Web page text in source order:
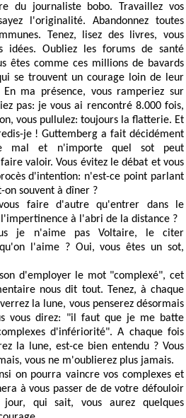
du journaliste bobo. Travaillez vos
l'originalité. Abandonnez toutes
Tenez, lisez des livres, vous
idées. Oubliez les forums de santé
êtes comme ces millions de bavards
se trouvent un courage loin de leur
En ma présence, vous ramperiez sur
pas: je vous ai rencontré 8.000 fois,
vous pullulez: toujours la flatterie. Et
je ! Guttemberg a fait décidément
mal et n'importe quel sot peut
valoir. Vous évitez le débat et vous
d'intention: n'est-ce point parlant
on souvent à dîner ?
vous faire d'autre qu'entrer dans le
à l'abri de la distance ?
je n'aime pas Voltaire, le citer
l'aime ? Oui, vous êtes un sot,
d'employer le mot "complexé", cet
nous dit tout. Tenez, à chaque
la lune, vous penserez désormais
vous direz: "il faut que je me batte
d'infériorité". A chaque fois
la lune, est-ce bien entendu ? Vous
vous ne m'oublierez plus jamais.
on pourra vaincre vos complexes et
à vous passer de de votre défouloir
qui sait, vous aurez quelques